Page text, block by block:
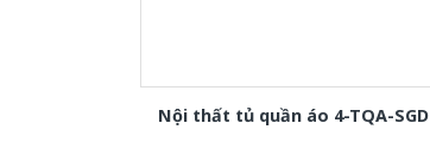
Nội thất tủ quần áo 4-TQA-SGD